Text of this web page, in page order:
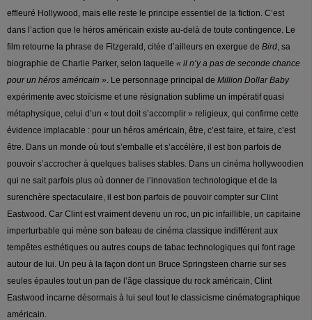
effleuré Hollywood, mais elle reste le principe essentiel de la fiction. C’est
dans l’action que le héros américain existe au-delà de toute contingence. Le
film retourne la phrase de Fitzgerald, citée d’ailleurs en exergue de Bird , sa
biographie de Charlie Parker, selon laquelle « il n’y a pas de seconde chance
pour un héros américain » . Le personnage principal de Million Dollar Baby
expérimente avec stoïcisme et une résignation sublime un impératif quasi
métaphysique, celui d’un « tout doit s’accomplir » religieux, qui confirme cette
évidence implacable : pour un héros américain, être, c’est faire, et faire, c’est
être. Dans un monde où tout s’emballe et s’accélère, il est bon parfois de
pouvoir s’accrocher à quelques balises stables. Dans un cinéma hollywoodien
qui ne sait parfois plus où donner de l’innovation technologique et de la
surenchère spectaculaire, il est bon parfois de pouvoir compter sur Clint
Eastwood. Car Clint est vraiment devenu un roc, un pic infaillible, un capitaine
imperturbable qui mène son bateau de cinéma classique indifférent aux
tempêtes esthétiques ou autres coups de tabac technologiques qui font rage
autour de lui. Un peu à la façon dont un Bruce Springsteen charrie sur ses
seules épaules tout un pan de l’âge classique du rock américain, Clint
Eastwood incarne désormais à lui seul tout le classicisme cinématographique
américain.